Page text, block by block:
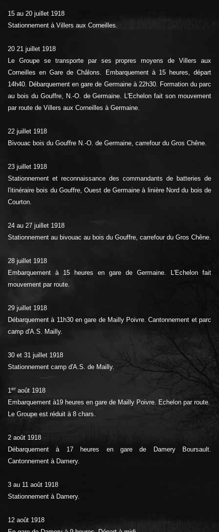
15 au 20 juillet 1918
Stationnement à Villers aux Corneilles.
20 21 juillet 1918
Le Groupe se transporte par ses propres moyens de Villers aux
Corneilles en Gare de Châlons. Embarquement à 15 heures, départ
14h40. Débarquement en gare de Germaine à 22h30. Formation du parc
au bois du Gouffre, N.-O. de Germaine. L'Echelon fait son mouvement
par route de Villers aux Corneilles à Germaine.
22 juillet 1918
Bivouac bois du Gouffre N.-O. de Germaine, carrefour du Gros Chêne.
23 juillet 1918
Stationnement et reconnaissance des commandants de batteries de
l'itinéraire bois du Gouffre, Ouest de Germaine à linière Nord du bois de
Courton.
24 au 27 juillet 1918
Stationnement au bivouac au bois du Gouffre, carrefour du Gros Chêne.
28 juillet 1918
Embarquement à 15 heures en gare de Germaine. L'Echelon fait
mouvement par route.
29 juillet 1918
Débarquement à 11h30 en gare de Mailly Poivre. Cantonnement et parc
camp d'A.S. Mailly.
30 et 31 juillet 1918
Stationnement camp d'A.S. de Mailly.
1eraoût 1918
Embarquement à19 heures en gare de Mailly Poivre. Echelon par route.
Le Groupe est réduit à 8 chars.
2 août 1918
Débarquement à 17 heures en gare de Damery Boursault.
Cantonnement à Damery.
3 au 11 août 1918
Stationnement à Damery.
12 août 1918